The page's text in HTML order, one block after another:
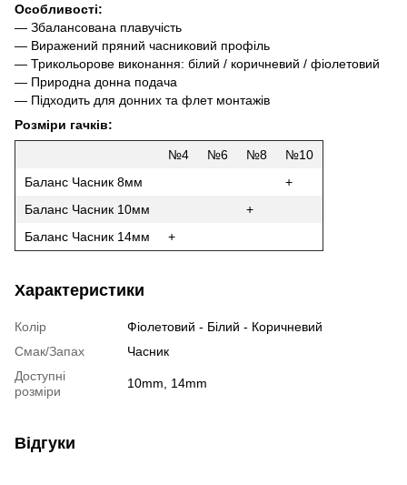
Особливості:
— Збалансована плавучість
— Виражений пряний часниковий профіль
— Трикольорове виконання: білий / коричневий / фіолетовий
— Природна донна подача
— Підходить для донних та флет монтажів
Розміри гачків:
№4 №6 №8
№10
Баланс Часник 8мм
+
Баланс Часник 10мм
+
Баланс Часник 14мм
+
Характеристики
Колір
Фіолетовий - Білий - Коричневий
Смак/Запах
Часник
Доступні
розміри
10mm, 14mm
Відгуки